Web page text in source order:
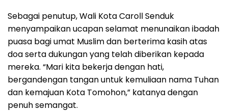
Sebagai penutup, Wali Kota Caroll Senduk
menyampaikan ucapan selamat menunaikan ibadah
puasa bagi umat Muslim dan berterima kasih atas
doa serta dukungan yang telah diberikan kepada
mereka. “Mari kita bekerja dengan hati,
bergandengan tangan untuk kemuliaan nama Tuhan
dan kemajuan Kota Tomohon,” katanya dengan
penuh semangat.